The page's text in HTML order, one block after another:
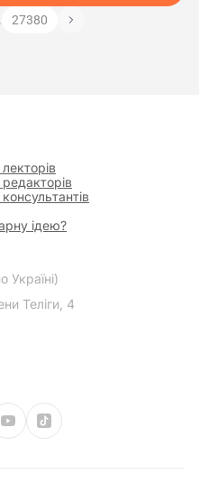
27380
ідею?
Україні)
Теліги, 4